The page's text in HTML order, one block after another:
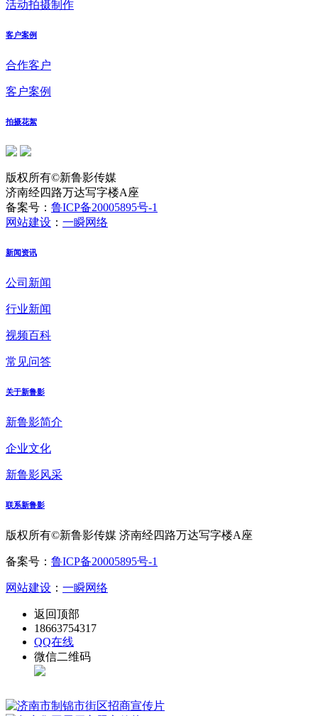
活动拍摄制作
客户案例
合作客户
客户案例
拍摄花絮
版权所有©新鲁影传媒
济南经四路万达写字楼A座
备案号： 鲁ICP备20005895号-1
网站建设 ： 一瞬网络
新闻资讯
公司新闻
行业新闻
视频百科
常见问答
关于新鲁影
新鲁影简介
企业文化
新鲁影风采
联系新鲁影
版权所有©新鲁影传媒 济南经四路万达写字楼A座
备案号： 鲁ICP备20005895号-1
网站建设 ： 一瞬网络
返回顶部
18663754317
QQ在线
微信二维码